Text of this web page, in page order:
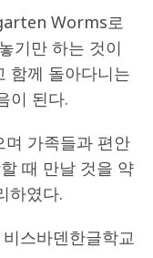
Worms로
기만 하는 것이
함께 돌아다니는
이 된다.
며 가족들과 편안
때 만날 것을 약
하였다.
스바덴한글학교